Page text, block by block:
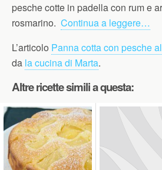
pesche cotte in padella con rum e
rosmarino. Continua a leggere…
L’articolo Panna cotta con pesche
da la cucina di Marta.
Altre ricette simili a questa: